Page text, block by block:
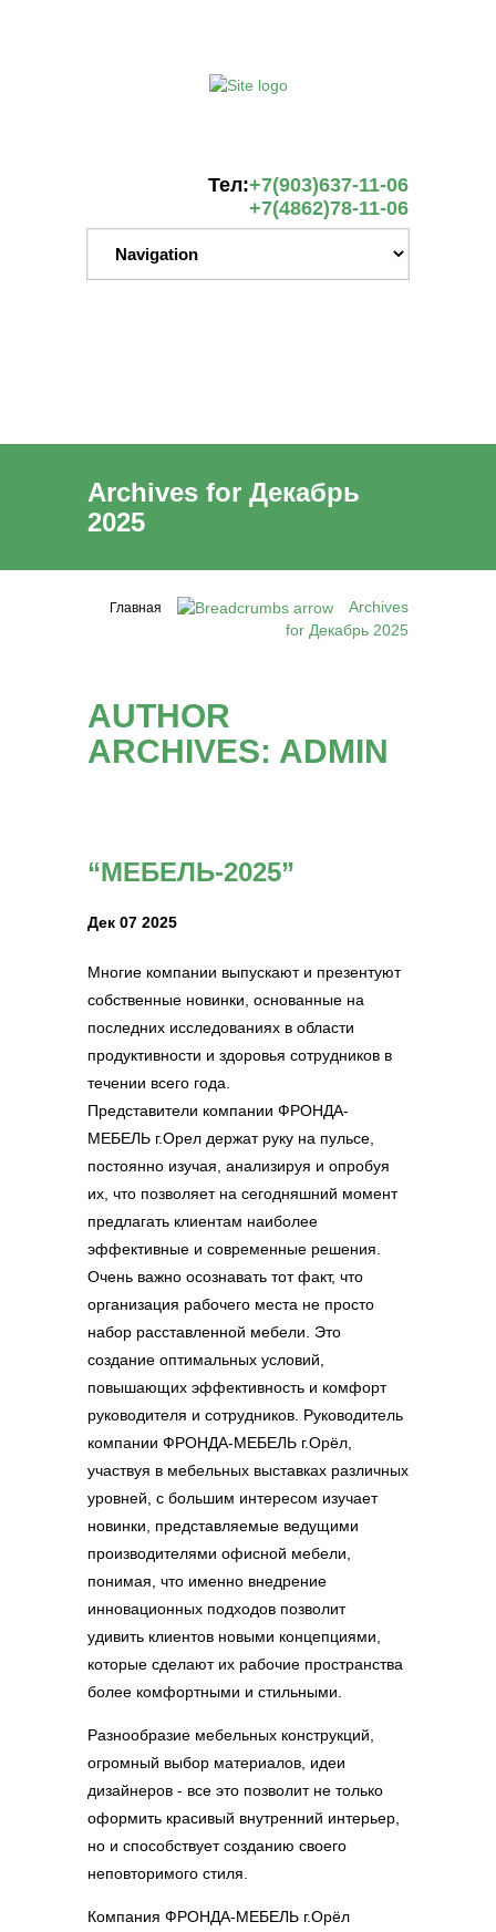
Тел:+7(903)637-11-06
+7(4862)78-11-06
Archives for Декабрь
2025
Главная
Archives
for Декабрь 2025
AUTHOR
ARCHIVES: ADMIN
“МЕБЕЛЬ-2025”
Дек 07 2025
Многие компании выпускают и презентуют
собственные новинки, основанные на
последних исследованиях в области
продуктивности и здоровья сотрудников в
течении всего года.
Представители компании ФРОНДА-
МЕБЕЛЬ г.Орел держат руку на пульсе,
постоянно изучая, анализируя и опробуя
их, что позволяет на сегодняшний момент
предлагать клиентам наиболее
эффективные и современные решения.
Очень важно осознавать тот факт, что
организация рабочего места не просто
набор расставленной мебели. Это
создание оптимальных условий,
повышающих эффективность и комфорт
руководителя и сотрудников. Руководитель
компании ФРОНДА-МЕБЕЛЬ г.Орёл,
участвуя в мебельных выставках различных
уровней, с большим интересом изучает
новинки, представляемые ведущими
производителями офисной мебели,
понимая, что именно внедрение
инновационных подходов позволит
удивить клиентов новыми концепциями,
которые сделают их рабочие пространства
более комфортными и стильными.
Разнообразие мебельных конструкций,
огромный выбор материалов, идеи
дизайнеров - все это позволит не только
оформить красивый внутренний интерьер,
но и способствует созданию своего
неповторимого стиля.
Компания ФРОНДА-МЕБЕЛЬ г.Орёл